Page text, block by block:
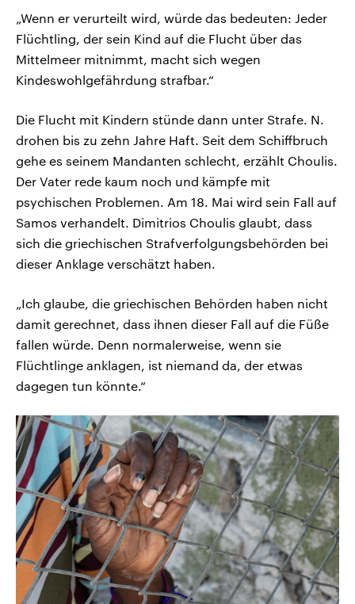
„Wenn er verurteilt wird, würde das bedeuten: Jeder
Flüchtling, der sein Kind auf die Flucht über das
Mittelmeer mitnimmt, macht sich wegen
Kindeswohlgefährdung strafbar.“
Die Flucht mit Kindern stünde dann unter Strafe. N.
drohen bis zu zehn Jahre Haft. Seit dem Schiffbruch
gehe es seinem Mandanten schlecht, erzählt Choulis.
Der Vater rede kaum noch und kämpfe mit
psychischen Problemen. Am 18. Mai wird sein Fall auf
Samos verhandelt. Dimitrios Choulis glaubt, dass
sich die griechischen Strafverfolgungsbehörden bei
dieser Anklage verschätzt haben.
„Ich glaube, die griechischen Behörden haben nicht
damit gerechnet, dass ihnen dieser Fall auf die Füße
fallen würde. Denn normalerweise, wenn sie
Flüchtlinge anklagen, ist niemand da, der etwas
dagegen tun könnte.“